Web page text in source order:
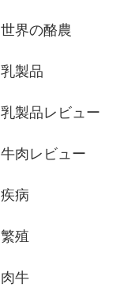
世界の酪農
乳製品
乳製品レビュー
牛肉レビュー
疾病
繁殖
肉牛